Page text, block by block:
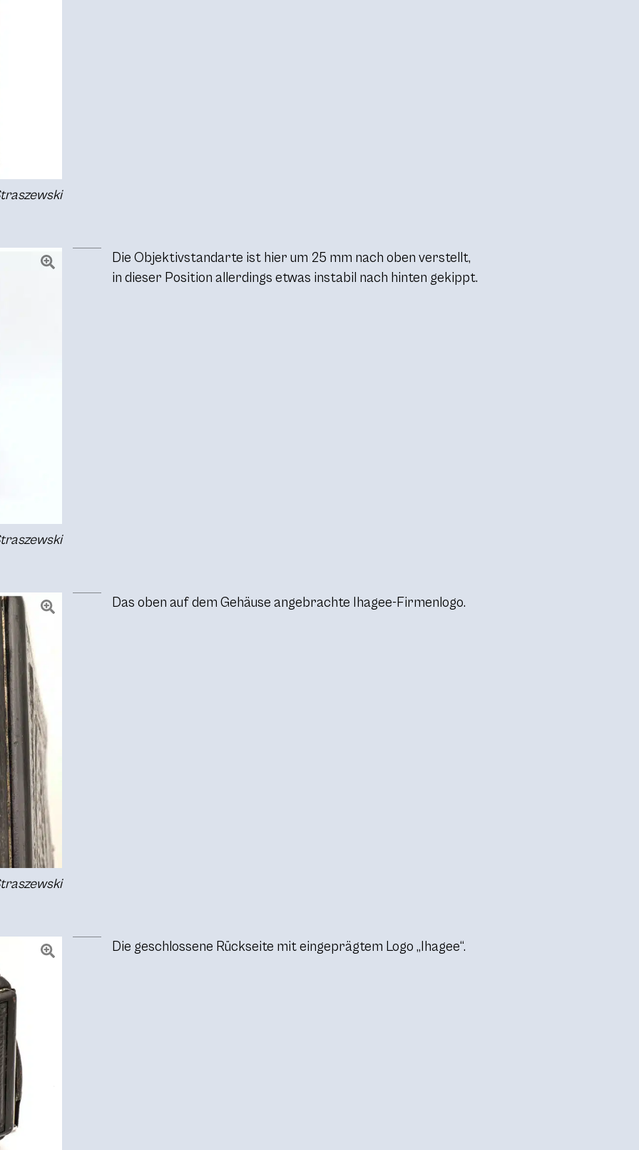
Die Objektivstandarte ist hier um 25 mm nach oben verstellt,
in dieser Position allerdings etwas instabil nach hinten gekippt.
Das oben auf dem Gehäuse angebrachte Ihagee-Firmenlogo.
Die geschlossene Rückseite mit eingeprägtem Logo „Ihagee“.